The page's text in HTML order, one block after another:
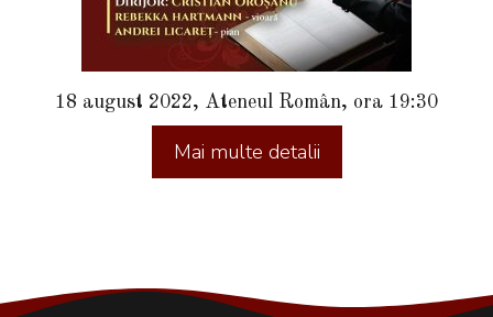
18 august 2022, Ateneul Român, ora 19:30